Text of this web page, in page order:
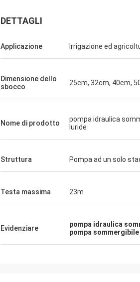
DETTAGLI
Applicazione Irrigazione ed
Dimensione dello
sbocco
25cm, 32cm, 40cm,
Nome di prodotto
pompa idraulica
luride
Struttura Pompa ad un solo
Testa massima 23m
Evidenziare pompa idraulica
pompa